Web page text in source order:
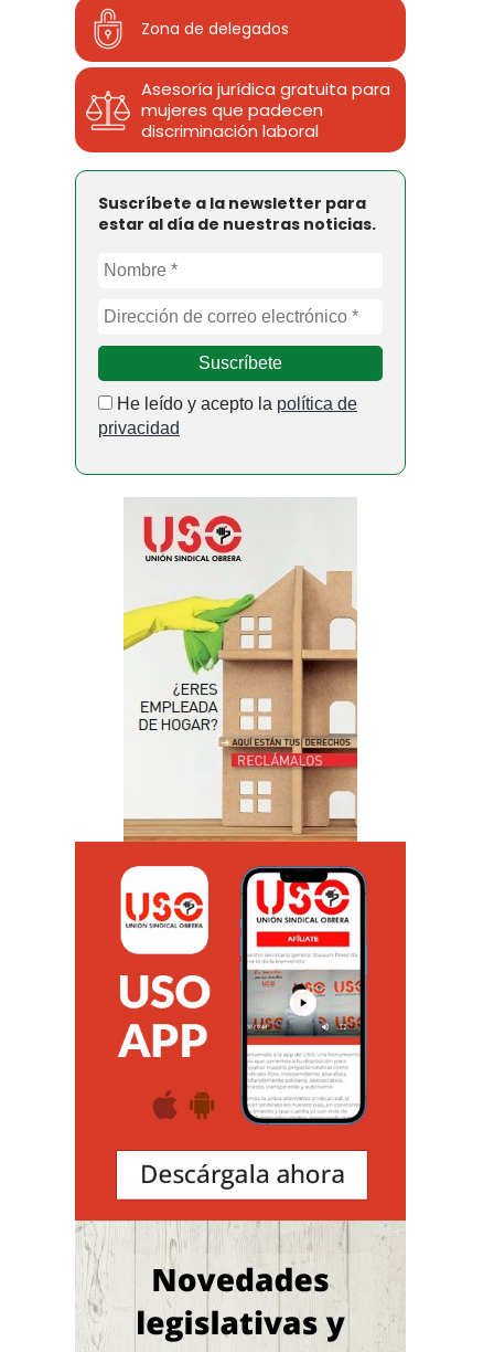
Zona de delegados
Asesoría jurídica gratuita para
mujeres que padecen
discriminación laboral
Suscríbete a la newsletter para
estar al día de nuestras noticias.
He leído y acepto la política de
privacidad